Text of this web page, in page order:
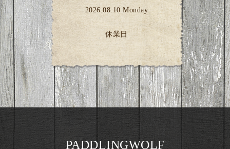
2026.08.10 Monday
休業日
PADDLINGWOLF